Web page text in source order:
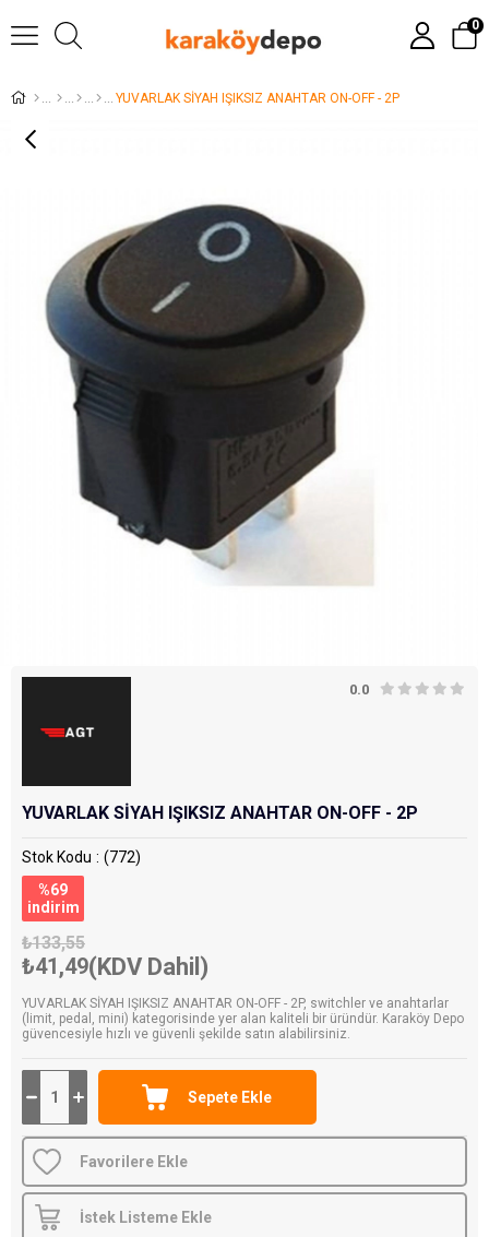
0
YUVARLAK SİYAH IŞIKSIZ ANAHTAR ON-OFF - 2P
0.0
YUVARLAK SİYAH IŞIKSIZ ANAHTAR ON-OFF - 2P
Stok Kodu
(772)
%69
i̇ndirim
₺133,55
₺41,49(KDV Dahil)
YUVARLAK SİYAH IŞIKSIZ ANAHTAR ON-OFF - 2P, switchler ve anahtarlar
(limit, pedal, mini) kategorisinde yer alan kaliteli bir üründür. Karaköy Depo
güvencesiyle hızlı ve güvenli şekilde satın alabilirsiniz.
Favorilere Ekle
İstek Listeme Ekle